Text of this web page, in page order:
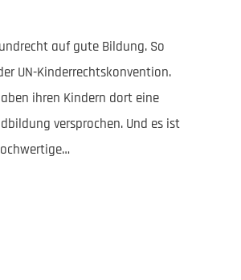
auf gute Bildung. So
UN-Kinderrechtskonvention.
ihren Kindern dort eine
versprochen. Und es ist